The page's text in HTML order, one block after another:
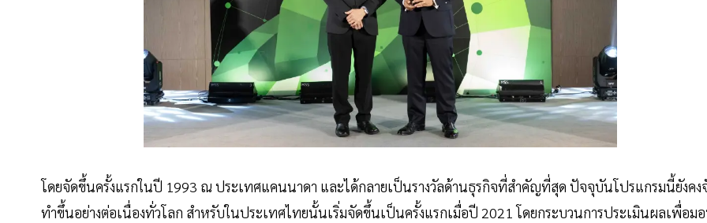
โดยจัดขึ้นครั้งแรกในปี 1993 ณ ประเทศแคนนาดา และได้กลายเป็นรางวัลด้านธุรกิจที่สำคัญที่สุด ปัจจุบันโปรแกรมนี้ยังคง
ทำขึ้นอย่างต่อเนื่องทั่วโลก สำหรับในประเทศไทยนั้นเริ่มจัดขึ้นเป็นครั้งแรกเมื่อปี 2021 โดยกระบวนการประเมินผลเพื่อม